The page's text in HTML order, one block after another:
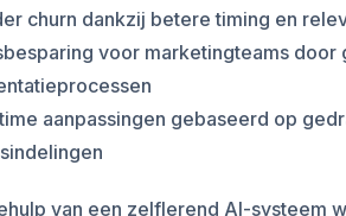
churn dankzij betere timing en
voor marketingteams door
aanpassingen gebaseerd op
van een zelflerend AI-systeem